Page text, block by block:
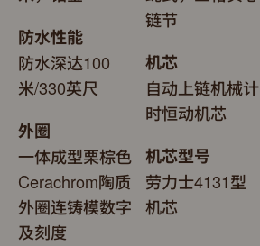
防水性能
防水深达100
米/330英尺
外圈
一体成型栗棕色
Cerachrom陶质
外圈连铸模数字
及刻度
链节
机芯
自动上链机械计
时恒动机芯
机芯型号
劳力士4131型
机芯